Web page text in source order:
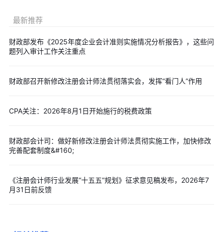
最新推荐
财政部发布《2025年度企业会计准则实施情况分析报告》，这些问
题列入审计工作关注重点
财政部召开新修改注册会计师法贯彻落实会，发挥“看门人”作用
CPA关注：2026年8月1日开始施行的税费政策
财政部会计司：做好新修改注册会计师法贯彻实施工作，加快修改
完善配套制度&#160;
《注册会计师行业发展“十五五”规划》征求意见稿发布，2026年7
月31日前反馈